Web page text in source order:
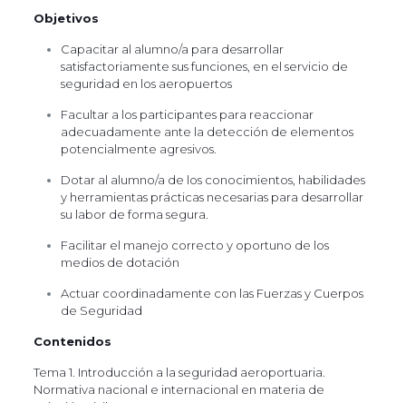
Objetivos
Capacitar al alumno/a para desarrollar
satisfactoriamente sus funciones, en el servicio de
seguridad en los aeropuertos
Facultar a los participantes para reaccionar
adecuadamente ante la detección de elementos
potencialmente agresivos.
Dotar al alumno/a de los conocimientos, habilidades
y herramientas prácticas necesarias para desarrollar
su labor de forma segura.
Facilitar el manejo correcto y oportuno de los
medios de dotación
Actuar coordinadamente con las Fuerzas y Cuerpos
de Seguridad
Contenidos
Tema 1. Introducción a la seguridad aeroportuaria.
Normativa nacional e internacional en materia de